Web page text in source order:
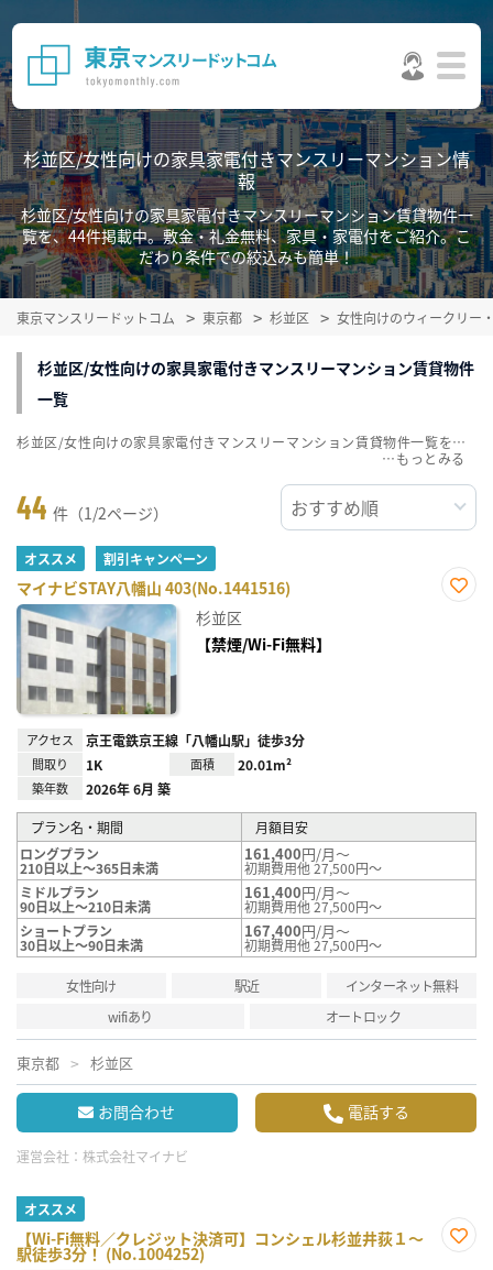
杉並区/女性向けの家具家電付きマンスリーマンション情
報
杉並区/女性向けの家具家電付きマンスリーマンション賃貸物件一
覧を、44件掲載中。敷金・礼金無料、家具・家電付をご紹介。こ
だわり条件での絞込みも簡単！
東京マンスリードットコム 東京都 杉並区 女性向けのウィークリー
杉並区/女性向けの家具家電付きマンスリーマンション賃貸物件
一覧
44 件（1/2ページ）
オススメ 割引キャンペーン
マイナビSTAY八幡山 403(No.1441516)
杉並区
【禁煙/Wi-Fi無料】
アクセス 京王電鉄京王線「八幡山駅」徒歩3分
間取り 1K 面積 20.01m²
築年数 2026年 6月 築
プラン名・期間
月額目安
ロングプラン
210日以上～365日未満
161,400円/月～
初期費用他 27,500円～
ミドルプラン
90日以上～210日未満
161,400円/月～
初期費用他 27,500円～
ショートプラン
30日以上～90日未満
167,400円/月～
初期費用他 27,500円～
女性向け 駅近
インターネット無料
wifiあり
オートロック
東京都 杉並区
お問合わせ 電話する
運営会社： 株式会社マイナビ
オススメ
【Wi-Fi無料／クレジット決済可】コンシェル杉並井荻１～
駅徒歩3分！ (No.1004252)
杉並区/女性向けの家具家電付きマンスリーマンション賃貸物件一覧を、44件掲載中。敷金・礼金無料、家具・家電付をご紹介。こだわり条件での絞込みも簡単！
…